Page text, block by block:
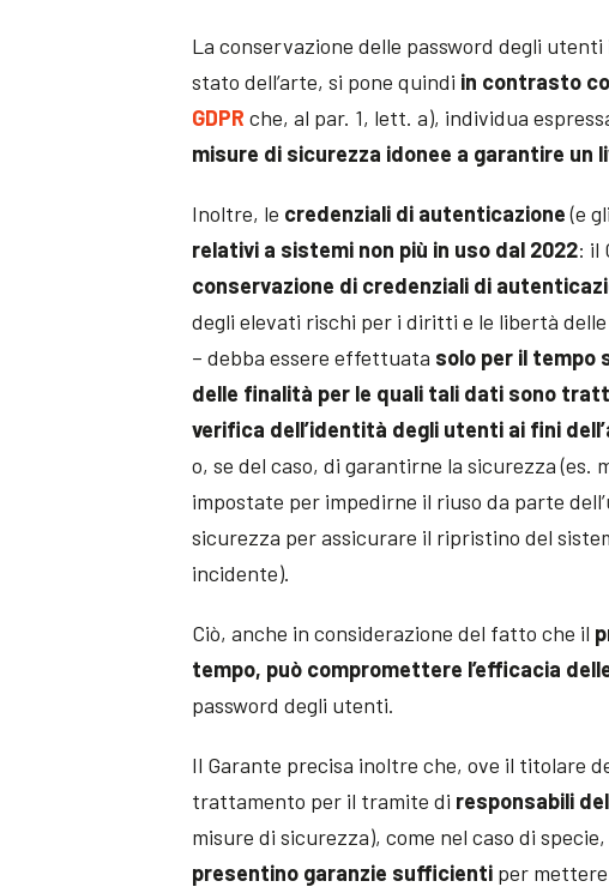
La conservazione delle password degli
stato dell’arte, si pone quindi in contrasto
GDPR che, al par. 1, lett. a), individua
misure di sicurezza idonee a garantire un
Inoltre, le credenziali di autenticazione(e
relativi a sistemi non più in uso dal 2022: il
conservazione di credenziali di
degli elevati rischi per i diritti e le libertà
– debba essere effettuata solo per il
delle finalità per le quali tali dati sono
verifica dell’identità degli utenti ai fini
o, se del caso, di garantirne la sicurezza (es.
impostate per impedirne il riuso da parte
sicurezza per assicurare il ripristino del
incidente).
Ciò, anche in considerazione del fatto che il
tempo, può compromettere l’efficacia
password degli utenti.
Il Garante precisa inoltre che, ove il titolare
trattamento per il tramite di responsabili
misure di sicurezza), come nel caso di
presentino garanzie sufficienti per